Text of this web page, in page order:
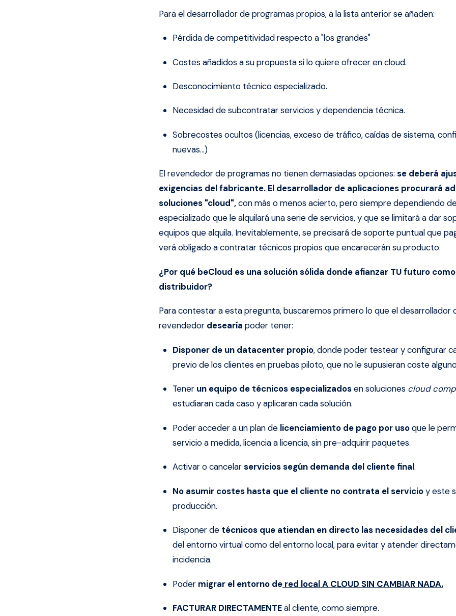
Para el desarrollador de programas propios, a la lista anterior se añaden:
Pérdida de competitividad respecto a "los grandes"
Costes añadidos a su propuesta si lo quiere ofrecer en cloud.
Desconocimiento técnico especializado.
Necesidad de subcontratar servicios y dependencia técnica.
Sobrecostes ocultos (licencias, exceso de tráfico, caídas de sistema,
nuevas…)
El revendedor de programas no tienen demasiadas opciones: se deberá
exigencias del fabricante. El desarrollador de aplicaciones procurará
soluciones "cloud",con más o menos acierto, pero siempre dependiendo
especializado que le alquilará una serie de servicios, y que se limitará a dar
equipos que alquila. Inevitablemente, se precisará de soporte puntual que
verá obligado a contratar técnicos propios que encarecerán su producto.
¿Por qué beCloud es una solución sólida donde afianzar TU futuro
distribuidor?
Para contestar a esta pregunta, buscaremos primero lo que el desarrollador
revendedor desearía poder tener:
Disponer de un datacenter propio, donde poder testear y configurar
previo de los clientes en pruebas piloto, que no le supusieran coste
Tener un equipo de técnicos especializadosen soluciones cloud
estudiaran cada caso y aplicaran cada solución.
Poder acceder a un plan de licenciamiento de pago por usoque le
servicio a medida, licencia a licencia, sin pre-adquirir paquetes.
Activar o cancelarservicios según demanda del cliente final.
No asumir costes hasta que el cliente no contrata el servicioy este
producción.
Disponer de técnicos que atiendan en directo las necesidades del
del entorno virtual como del entorno local, para evitar y atender
incidencia.
Poder migrar el entorno dered local A CLOUD SIN CAMBIAR NADA.
FACTURAR DIRECTAMENTEal cliente, como siempre.